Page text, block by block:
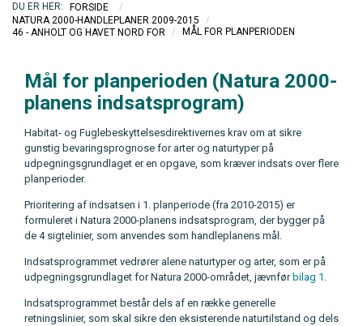
FORSIDE
/
NATURA 2000-HANDLEPLANER 2009-2015
/
46 - ANHOLT OG HAVET NORD FOR
/ MÅL FOR PLANPERIODEN
Mål for planperioden (Natura 2000-
planens indsatsprogram)
Habitat- og Fuglebeskyttelsesdirektivernes krav om at sikre
gunstig bevaringsprognose for arter og naturtyper på
udpegningsgrundlaget er en opgave, som kræver indsats over flere
planperioder.
Prioritering af indsatsen i 1. planperiode (fra 2010-2015) er
formuleret i Natura 2000-planens indsatsprogram, der bygger på
de 4 sigtelinier, som anvendes som handleplanens mål.
Indsatsprogrammet vedrører alene naturtyper og arter, som er på
udpegningsgrundlaget for Natura 2000-området, jævnførbilag 1
Indsatsprogrammet består dels af en række generelle
retningslinier, som skal sikre den eksisterende naturtilstand og dels